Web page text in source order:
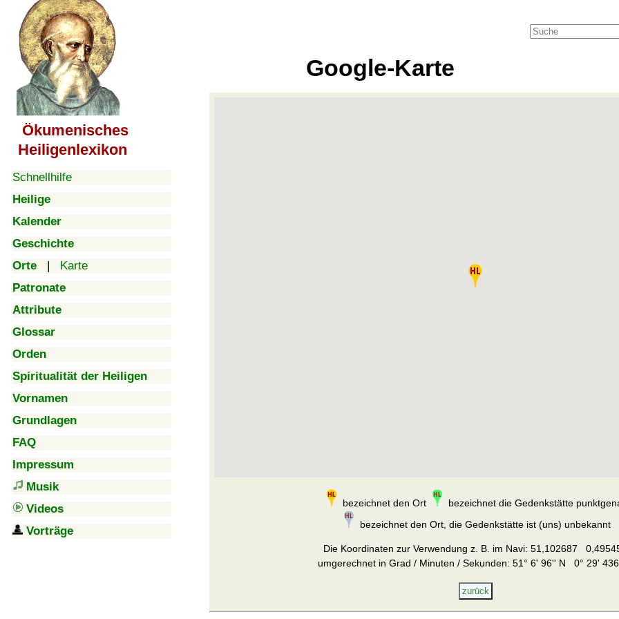
Ökumenisches
Heiligenlexikon
Schnellhilfe
Heilige
Kalender
Geschichte
Orte | Karte
Patronate
Attribute
Glossar
Orden
Spiritualität der Heiligen
Vornamen
Grundlagen
FAQ
Impressum
Musik
Videos
Vorträge
Google-Karte
bezeichnet den Ort
bezeichnet die Gedenkstätte
bezeichnet den Ort, die Gedenkstätte ist (uns) unbekannt
Die Koordinaten zur Verwendung z. B. im Navi: 51,102687
umgerechnet in Grad / Minuten / Sekunden: 51° 6' 96'' N 0° 29'